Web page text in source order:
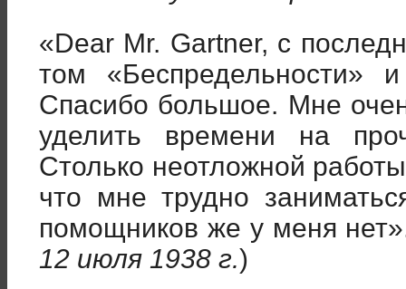
«Dear Mr. Gartner, с
том «Беспредельности»
Спасибо большое. Мне
уделить времени на
Столько неотложной
что мне трудно
помощников же у меня
12 июля 1938 г.)